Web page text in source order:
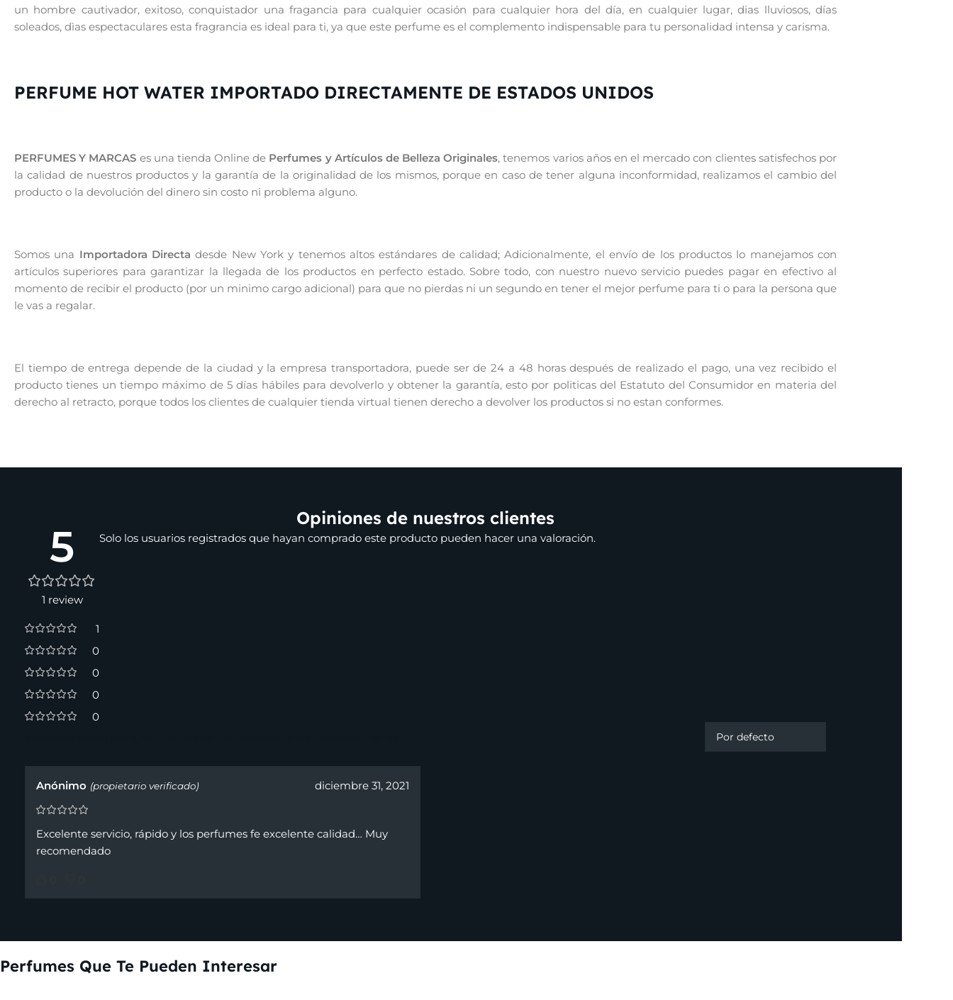
un hombre cautivador, exitoso, conquistador una fragancia para cualquier ocasión para cualquier hora del día, en cualquier lugar, dias lluviosos, días
soleados, dìas espectaculares esta fragrancia es ideal para ti, ya que este perfume es el complemento indispensable para tu personalidad intensa y carisma.
PERFUME HOT WATER IMPORTADO DIRECTAMENTE DE ESTADOS UNIDOS
PERFUMES Y MARCAS es una tienda Online de Perfumes y Artículos de Belleza Originales, tenemos varios años en el mercado con clientes satisfechos por
la calidad de nuestros productos y la garantía de la originalidad de los mismos, porque en caso de tener alguna inconformidad, realizamos el cambio del
producto o la devolución del dinero sin costo ni problema alguno.
Somos una Importadora Directa desde New York y tenemos altos estándares de calidad; Adicionalmente, el envío de los productos lo manejamos con
artículos superiores para garantizar la llegada de los productos en perfecto estado. Sobre todo, con nuestro nuevo servicio puedes pagar en efectivo al
momento de recibir el producto (por un minimo cargo adicional) para que no pierdas ni un segundo en tener el mejor perfume para ti o para la persona que
le vas a regalar.
El tiempo de entrega depende de la ciudad y la empresa transportadora, puede ser de 24 a 48 horas después de realizado el pago, una vez recibido el
producto tienes un tiempo máximo de 5 días hábiles para devolverlo y obtener la garantía, esto por politicas del Estatuto del Consumidor en materia del
derecho al retracto, porque todos los clientes de cualquier tienda virtual tienen derecho a devolver los productos si no estan conformes.
Opiniones de nuestros clientes
5
1 review
1
0
0
0
0
Anónimo (propietario verificado) diciembre 31, 2021
Excelente servicio, rápido y los perfumes fe excelente calidad… Muy
recomendado
Solo los usuarios registrados que hayan comprado este producto pueden hacer una valoración.
Perfumes Que Te Pueden Interesar